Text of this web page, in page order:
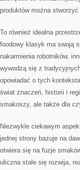
produktów można
To również idealna
foodowy klasyk ma swoją
nakarmienia robotników,
wywodzą się z
opowiadać o tych
świat znaczeń, historii i
smakoszy, ale także dla
Niezwykle ciekawym
jednej strony bazuje na
otwiera się na fuzje
uliczna stale się rozwija,